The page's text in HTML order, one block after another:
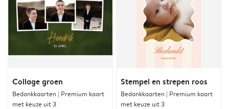
Collage groen
Bedankkaarten | Premium kaart
met keuze uit 3
Stempel en strepen roos
Bedankkaarten | Premium kaart
met keuze uit 3